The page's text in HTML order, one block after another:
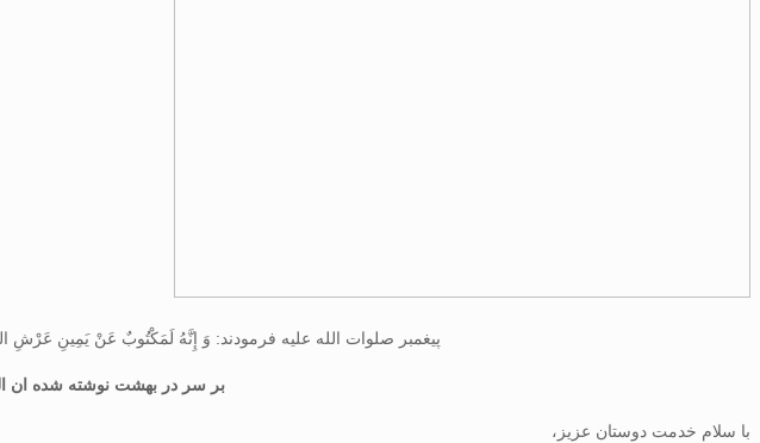
پیغمبر صلوات الله علیه فرمودند: وَ إِنَّهُ لَمَکْتُوبٌ عَنْ یَمِینِ عَرْشِ
بر سر در بهشت نوشته شده ان
با سلام خدمت دوستان عزیز،